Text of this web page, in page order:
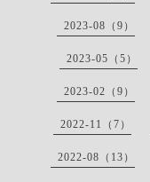
2023-08（9）
2023-05（5）
2023-02（9）
2022-11（7）
2022-08（13）